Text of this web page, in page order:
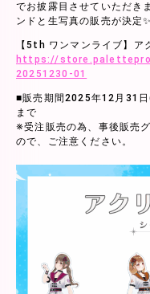
でお披露目させていただき
ンドと生写真の販売が決定✨
【5th ワンマンライブ】ア
https://
20251230-01
■販売期間2025年12月31
まで
※受注販売の為、事後販売
ので、ご注意ください。